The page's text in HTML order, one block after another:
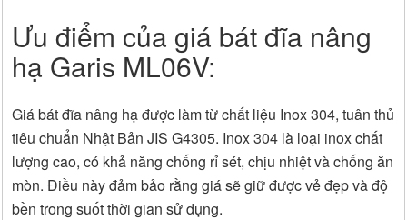
Ưu điểm của giá bát đĩa nâng
hạ Garis ML06V:
Giá bát đĩa nâng hạ được làm từ chất liệu Inox 304, tuân thủ
tiêu chuẩn Nhật Bản JIS G4305. Inox 304 là loại inox chất
lượng cao, có khả năng chống rỉ sét, chịu nhiệt và chống ăn
mòn. Điều này đảm bảo rằng giá sẽ giữ được vẻ đẹp và độ
bền trong suốt thời gian sử dụng.